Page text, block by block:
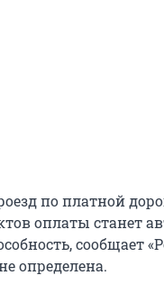
по платной
оплаты станет
сообщает
определена.